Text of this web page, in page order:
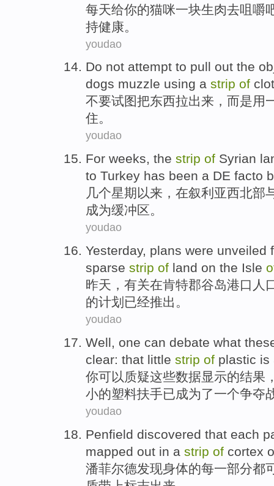
每天给你的猫咪一块生肉去咀嚼
持健康。
youdao
Do not attempt to pull out the
dogs muzzle using a strip of
不要试图把东西拉出来 ， 而是用
住。
youdao
For weeks, the strip of Syrian
to Turkey has been a DE facto
几个星期以来， 在叙利亚西北部
成为缓冲区。
youdao
Yesterday, plans were unveiled
sparse strip of land on the Isle
昨天 ，有关在肯特郡谷岛港口人
的计划 已经推出 。
youdao
Well, one can debate what
clear: that little strip of plastic is
你可以 质疑这些数据显示的结果
小的塑料扶手已成为了一个争夺
youdao
Penfield discovered that each
mapped out in a strip of cortex
潘菲尔德发现身体的每一部分都